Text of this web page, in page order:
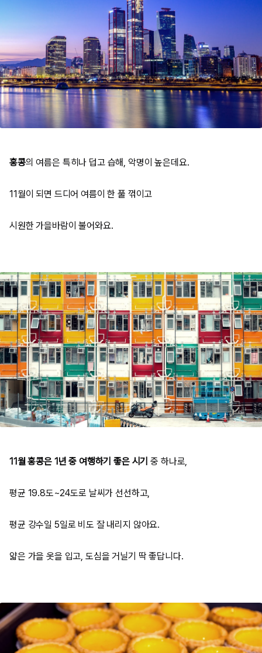
홍콩의 여름은 특히나 덥고 습해, 악명이 높은데요.
11월이 되면 드디어 여름이 한 풀 꺾이고
시원한 가을바람이 불어와요.
11월 홍콩은 1년 중 여행하기 좋은 시기중 하나로,
평균 19.8도~24도로 날씨가 선선하고,
평균 강수일 5일로 비도 잘 내리지 않아요.
얇은 가을 옷을 입고, 도심을 거닐기 딱 좋답니다.